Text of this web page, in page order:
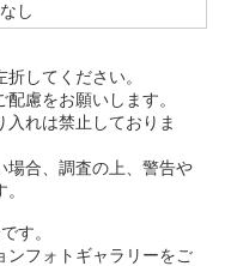
し
してください。
慮をお願いします。
入れは禁止しておりま
合、調査の上、警告や
す。
フォトギャラリーをご